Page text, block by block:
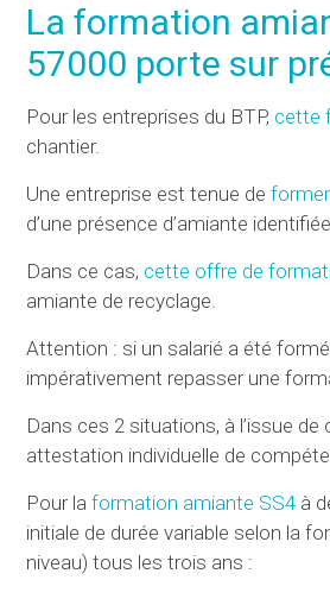
La formation
57000 porte sur
Pour les entreprises du BTP, cette
chantier.
Une entreprise est tenue de
d’une présence d’amiante
Dans ce cas, cette offre de
amiante de recyclage.
Attention : si un salarié a été
impérativement repasser une
Dans ces 2 situations, à l’issue
attestation individuelle de
Pour la formation amiante SS4 à
initiale de durée variable selon la
niveau) tous les trois ans :